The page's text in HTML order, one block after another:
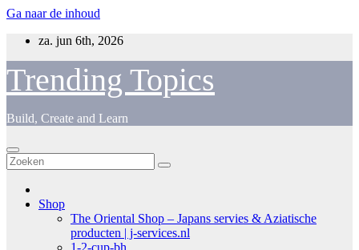
Ga naar de inhoud
za. jun 6th, 2026
Trending Topics
Build, Create and Learn
Shop
The Oriental Shop – Japans servies & Aziatische
producten | j-services.nl
1-2-cup-bh